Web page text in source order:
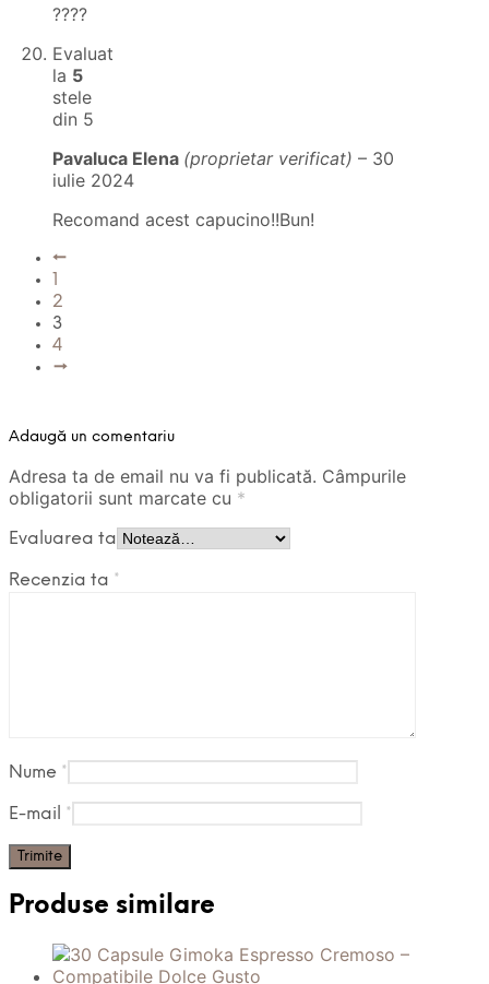
????
Evaluat
la 5
stele
din 5
Pavaluca Elena (proprietar verificat) – 30
iulie 2024
Recomand acest capucino!!Bun!
←
1
2
3
4
→
Adaugă un comentariu
Adresa ta de email nu va fi publicată. Câmpurile
obligatorii sunt marcate cu *
Evaluarea ta
Recenzia ta *
Nume *
E-mail *
Produse similare